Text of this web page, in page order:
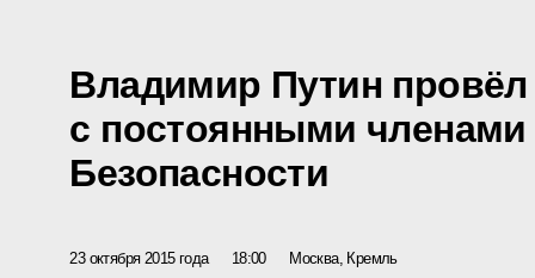
Владимир Путин
с постоянными членами
Безопасности
23 октября 2015 года 18:00 Москва, Кремль